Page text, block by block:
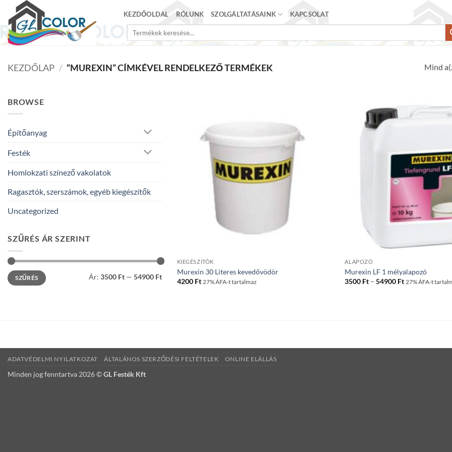
content
KEZDŐOLDAL RÓLUNK SZOLGÁLTATÁSAINK KAPCSOLAT
a
KEZDŐLAP / “MUREXIN” CÍMKÉVEL RENDELKEZŐ TERMÉKEK Mind
BROWSE
Építőanyag
Festék
Homlokzati színező vakolatok
Ragasztók, szerszámok, egyéb kiegészítők
Uncategorized
SZŰRÉS ÁR SZERINT
Min
ár
Max
ár
SZŰRÉS Ár: 3500 Ft — 54900 Ft
KIEGÉSZÍTÕK
Murexin 30 Literes kevedővödör
4200 Ft 27% ÁFA-t tartalmaz
ALAPOZÓ
Murexin LF 1 mélyalapozó
3500 Ft – 54900 FtÁrtartomány:
27% ÁFA-t
ADATVÉDELMI NYILATKOZAT ÁLTALÁNOS SZERZŐDÉSI FELTÉTELEK ONLINE ELÁLLÁS
Minden jog fenntartva 2026 ©GL Festék Kft